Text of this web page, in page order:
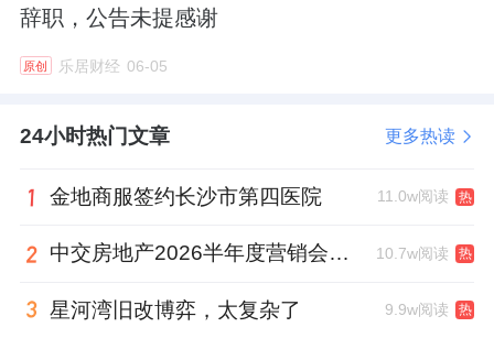
随着资产重组的落定，中交地产的管理层，也
发生了较大的变动。
去年9月，原董事长郭主龙，原总裁徐爱国，原
陈玲，原财务总监梅瑰等，均同时离职。
新班底变为董事长王尧、总裁曾益明、财务总
辞职，公告未提感谢
原创 乐居财经 06-05
24小时热门文章 更多热读
金地商服签约长沙市第四医院 11.0w阅读 热
中交房地产2026半年度营销会，绿城祝军现身了 10.7w阅读 热
星河湾旧改博弈，太复杂了 9.9w阅读 热